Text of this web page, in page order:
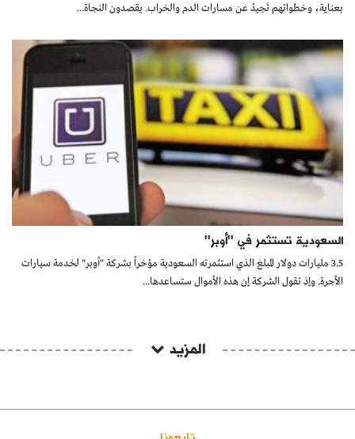
بعناية، وخطواتهم تَحِيدُ عن مسارات الدم والخراب. يقصدون النجاة...
السعودية تستثمر في ''أوبر''
3.5 مليارات دولار المبلغ الذي استثمرته السعودية مؤخراً بشركة "أوبر" لخدمة سيارات
الأجرة. وإذ تقول الشركة إن هذه الأموال ستساعدها...
المزيد